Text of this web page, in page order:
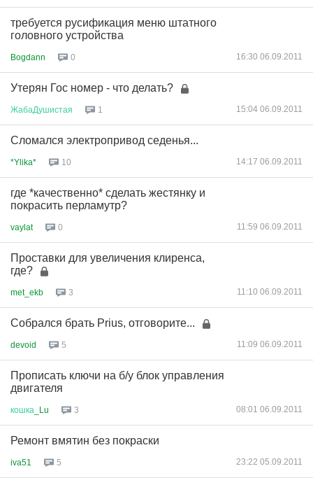
требуется русификация меню штатного
головного устройства
Bogdann 0 16:30 06.09.2011
Утерян Гос номер - что делать?
ЖабаДушистая 1 15:04 06.09.2011
Сломался электропривод седенья...
*Ylika* 10 14:17 06.09.2011
где *качественно* сделать жестянку и
покрасить перламутр?
vaylat 0 11:59 06.09.2011
Проставки для увеличения клиренса,
где?
met_ekb 3 11:10 06.09.2011
Собрался брать Prius, отговорите...
devoid 5 11:09 06.09.2011
Прописать ключи на б/у блок управления
двигателя
кошка _Lu 3 08:01 06.09.2011
Ремонт вмятин без покраски
iva51 5 23:22 05.09.2011